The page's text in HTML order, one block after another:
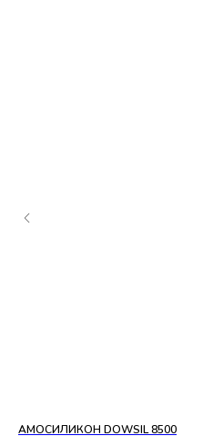
АМОСИЛИКОН DOWSIL 8500